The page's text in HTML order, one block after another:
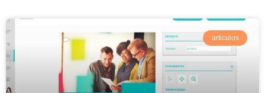
articulos